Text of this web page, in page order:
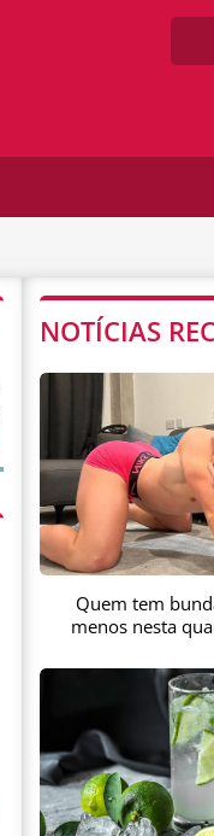
NOTÍCIAS
Quem tem
menos nesta